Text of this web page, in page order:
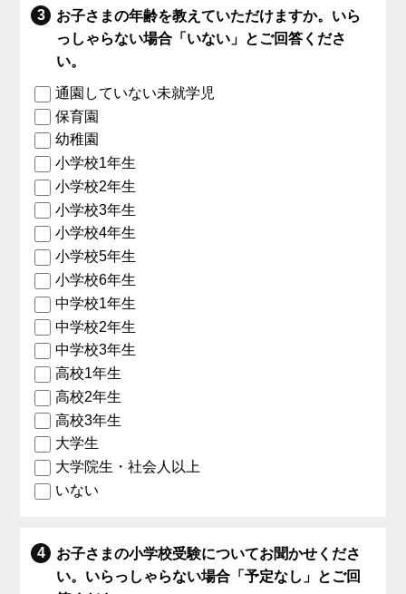
お子さまの年齢を教えていただけますか。いら
っしゃらない場合「いない」とご回答くださ
い。
通園していない未就学児
保育園
幼稚園
小学校1年生
小学校2年生
小学校3年生
小学校4年生
小学校5年生
小学校6年生
中学校1年生
中学校2年生
中学校3年生
高校1年生
高校2年生
高校3年生
大学生
大学院生・社会人以上
いない
お子さまの小学校受験についてお聞かせくださ
い。いらっしゃらない場合「予定なし」とご回